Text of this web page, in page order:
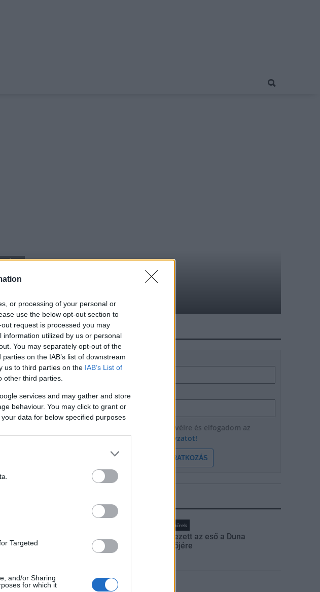
or processing of your personal or
use the below opt-out section to
request is processed you may
utilized by us or personal
You may separately opt-out of the
on the IAB’s list of downstream
us to third parties on the IAB’s List of
other third parties.
services and may gather and store
behaviour. You may click to grant or
data for below specified purposes
Targeted
and/or Sharing
for which it
HÍRLEVÉL
Név
E-mail cím
Feliratkozom a hírlevélre és elfogadom az
adatvédelmi szabályzatot!
FELIRATKOZÁS
Országos hírek
Megérkezett az eső a Duna
vízgyűjtőjére